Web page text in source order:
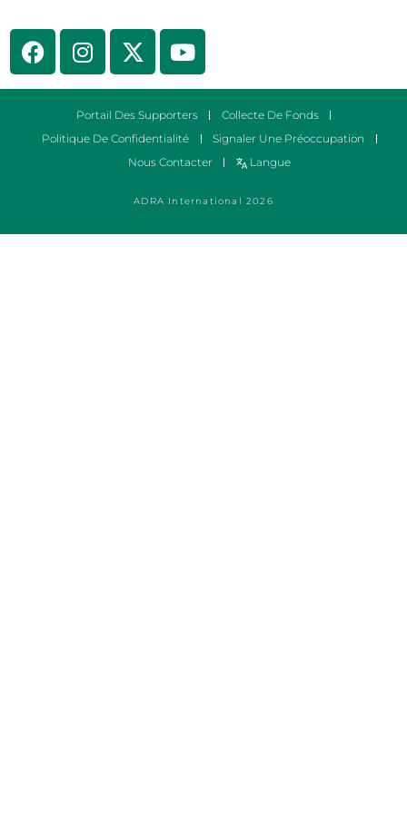
ADRA International 2026
Portail Des Supporters
Collecte De Fonds
Politique De Confidentialité
Signaler Une Préoccupation
Nous Contacter
Langue